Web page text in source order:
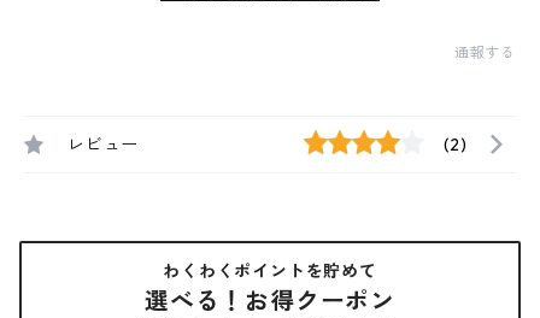
通報する
レビュー (2)
わくわくポイントを貯めて
選べる！お得クーポン